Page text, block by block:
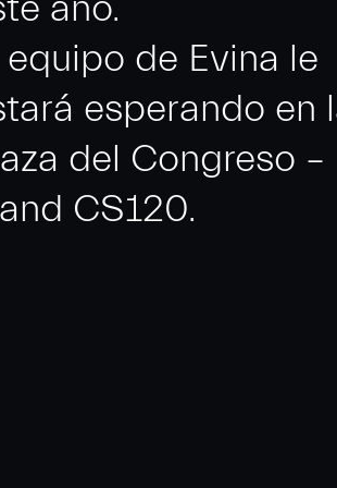
equipo de Evina le
esperando en
del Congreso –